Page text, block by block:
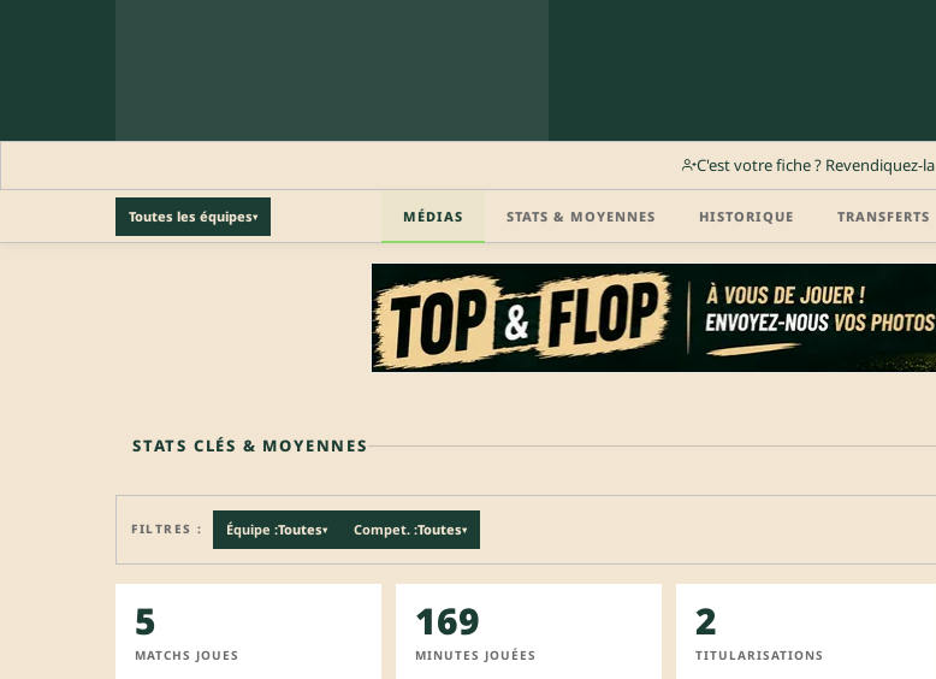
C'est votre fiche ? Revendiquez-la
MÉDIAS STATS & MOYENNES HISTORIQUE TRANSFERTS
Toutes les équipes▾
Profil pro · Réservé aux clubs
STATS CLÉS & MOYENNES
FILTRES : Équipe :Toutes▾ Compet. :Toutes▾
5
MATCHS JOUES
169
MINUTES JOUÉES
2
TITULARISATIONS